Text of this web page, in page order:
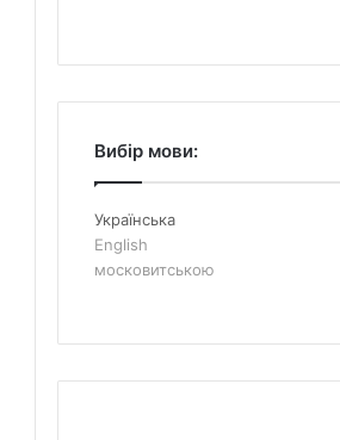
Вибір мови:
Українська
English
московитською